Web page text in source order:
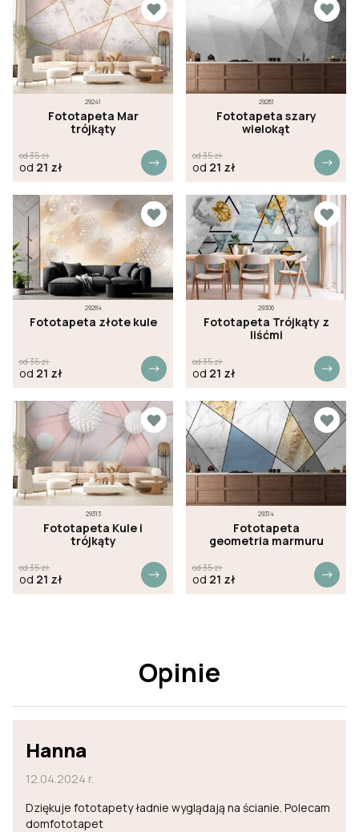
29241
Fototapeta Mar
trójkąty
od35zł
od 21 zł
29261
Fototapeta szary
wielokąt
od35zł
od 21 zł
29284
Fototapeta złote kule
od35zł
od 21 zł
29306
Fototapeta Trójkąty z
liśćmi
od35zł
od 21 zł
29313
Fototapeta Kule i
trójkąty
od35zł
od 21 zł
29314
Fototapeta
geometria marmuru
od35zł
od 21 zł
Opinie
Hanna
12.04.2024 r.
Dziękuje fototapety ładnie wyglądają na ścianie. Polecam
domfototapet